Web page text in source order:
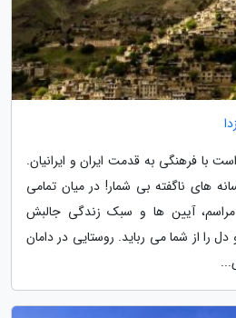
با فرهنگی به قدمت ایران و ایرانیان.
های ناگفته بی شمار! در میان تمامی
مراسم، آیین ها و سبک زندگی جالبش
را از شما می رباید. روستایی در دامان